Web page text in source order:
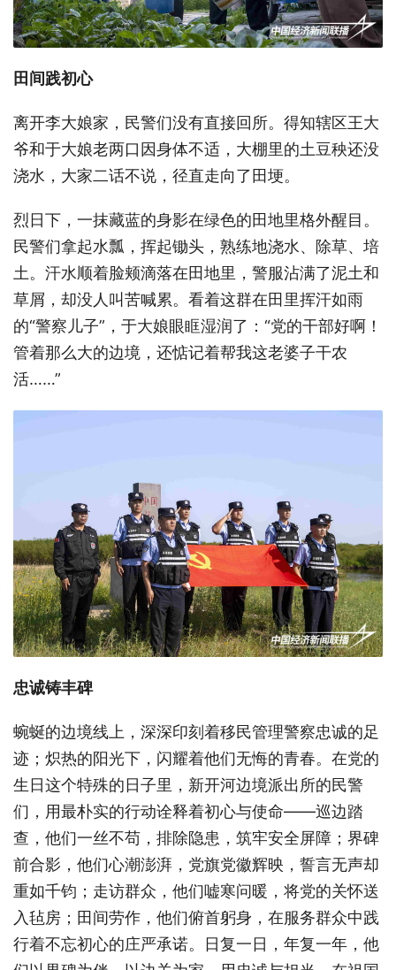
田间践初心
离开李大娘家，民警们没有直接回所。得知辖区王大
爷和于大娘老两口因身体不适，大棚里的土豆秧还没
浇水，大家二话不说，径直走向了田埂。
烈日下，一抹藏蓝的身影在绿色的田地里格外醒目。
民警们拿起水瓢，挥起锄头，熟练地浇水、除草、培
土。汗水顺着脸颊滴落在田地里，警服沾满了泥土和
草屑，却没人叫苦喊累。看着这群在田里挥汗如雨
的“警察儿子”，于大娘眼眶湿润了：“党的干部好啊！
管着那么大的边境，还惦记着帮我这老婆子干农
活……”
忠诚铸丰碑
蜿蜒的边境线上，深深印刻着移民管理警察忠诚的足
迹；炽热的阳光下，闪耀着他们无悔的青春。在党的
生日这个特殊的日子里，新开河边境派出所的民警
们，用最朴实的行动诠释着初心与使命——巡边踏
查，他们一丝不苟，排除隐患，筑牢安全屏障；界碑
前合影，他们心潮澎湃，党旗党徽辉映，誓言无声却
重如千钧；走访群众，他们嘘寒问暖，将党的关怀送
入毡房；田间劳作，他们俯首躬身，在服务群众中践
行着不忘初心的庄严承诺。日复一日，年复一年，他